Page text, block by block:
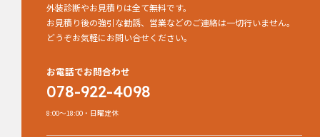
外装診断やお見積りは全て無料です。
お見積り後の強引な勧誘、営業などのご連絡は一切行いません。
どうぞお気軽にお問い合せください。
お電話でお問合わせ
078-922-4098
8:00～18:00・日曜定休